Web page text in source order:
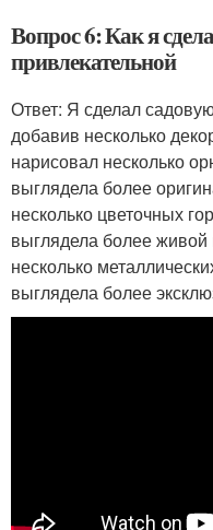
Вопрос 6: Как я
привлекательной
Ответ: Я сделал
добавив несколько
нарисовал несколько
выглядела более
несколько цветочных
выглядела более
несколько
выглядела более